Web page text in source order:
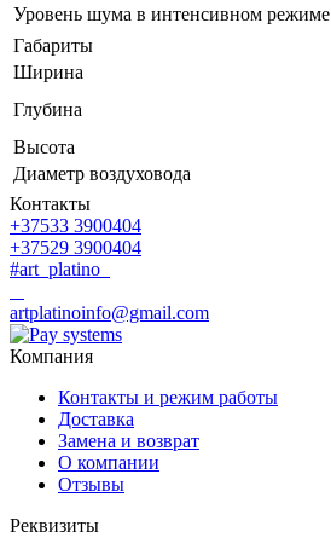
Уровень шума в интенсивном режиме
Габариты
Ширина
Глубина
Высота
Диаметр воздуховода
Контакты
+37533 3900404
+37529 3900404
#art_platino
artplatinoinfo@gmail.com
Компания
Контакты и режим работы
Доставка
Замена и возврат
О компании
Отзывы
Реквизиты